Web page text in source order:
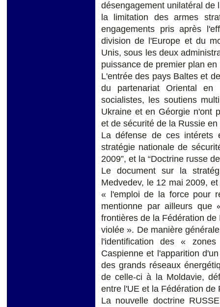
désengagement unilatéral de
la limitation des armes
engagements pris après
division de l'Europe et du
Unis, sous les deux
puissance de premier plan en
L'entrée des pays Baltes et
du partenariat Oriental en
socialistes, les soutiens
Ukraine et en Géorgie n'ont
et de sécurité de la Russie en
La défense de ces intérets
stratégie nationale de
2009”, et la “Doctrine russe
Le document sur la
Medvedev, le 12 mai 2009,
« l'emploi de la force pour
mentionne par ailleurs que
frontières de la Fédération
violée ». De manière
l'identification des «
Caspienne et l'apparition
des grands réseaux
de celle-ci à la Moldavie,
entre l'UE et la Fédération de
La nouvelle doctrine